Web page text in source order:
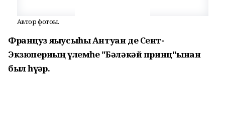
Автор фотоһы.
Француз яҙыусыһы Антуан де Сент-
Экзюпериҙың үлемһеҙ "Бәләкәй принц"ынан
был һүҙҙәр.